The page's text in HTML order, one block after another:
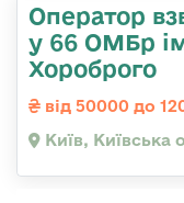
Оператор
у 66 ОМБр
Хороброго
від 50000 до
Київ, Київська